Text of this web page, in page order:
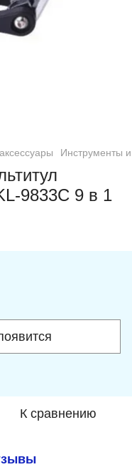
Инструменты
9833C 9 в 1
К сравнению